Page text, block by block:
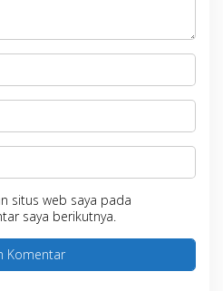
situs web saya pada
saya berikutnya.